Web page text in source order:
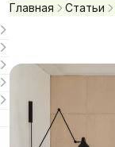
Главная Статьи